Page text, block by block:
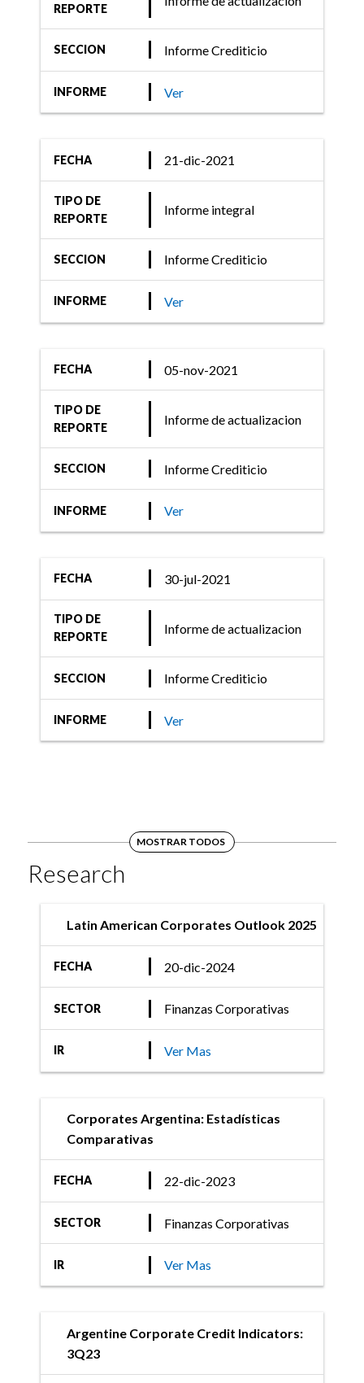
REPORTE
SECCION Informe Crediticio
INFORME Ver
FECHA 21-dic-2021
TIPO DE
REPORTE
Informe integral
SECCION Informe Crediticio
INFORME Ver
FECHA 05-nov-2021
TIPO DE
REPORTE
Informe de actualizacion
SECCION Informe Crediticio
INFORME Ver
FECHA 30-jul-2021
TIPO DE
REPORTE
Informe de actualizacion
SECCION Informe Crediticio
INFORME Ver
MOSTRAR TODOS
Research
Latin American Corporates Outlook 2025
FECHA 20-dic-2024
SECTOR Finanzas Corporativas
IR Ver Mas
Corporates Argentina: Estadísticas
Comparativas
FECHA 22-dic-2023
SECTOR Finanzas Corporativas
IR Ver Mas
Argentine Corporate Credit Indicators:
3Q23